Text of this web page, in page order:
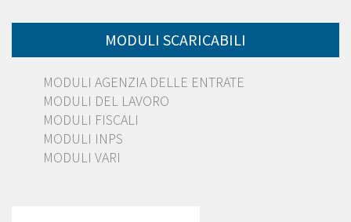
MODULI SCARICABILI
MODULI AGENZIA DELLE ENTRATE
MODULI DEL LAVORO
MODULI FISCALI
MODULI INPS
MODULI VARI